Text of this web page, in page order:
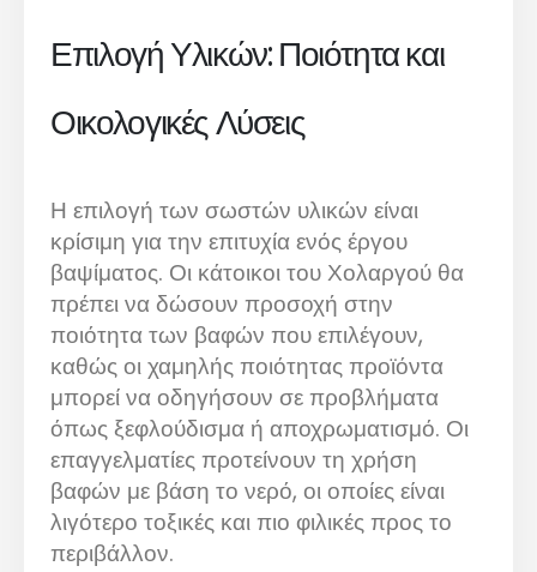
Επιλογή Υλικών: Ποιότητα και
Οικολογικές Λύσεις
Η επιλογή των σωστών υλικών είναι
κρίσιμη για την επιτυχία ενός έργου
βαψίματος. Οι κάτοικοι του Χολαργού θα
πρέπει να δώσουν προσοχή στην
ποιότητα των βαφών που επιλέγουν,
καθώς οι χαμηλής ποιότητας προϊόντα
μπορεί να οδηγήσουν σε προβλήματα
όπως ξεφλούδισμα ή αποχρωματισμό. Οι
επαγγελματίες προτείνουν τη χρήση
βαφών με βάση το νερό, οι οποίες είναι
λιγότερο τοξικές και πιο φιλικές προς το
περιβάλλον.